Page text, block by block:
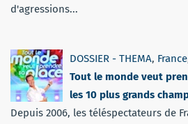
d'agressions...
DOSSIER - THEMA, France
Tout le monde veut
les 10 plus grands
Depuis 2006, les téléspectateurs de